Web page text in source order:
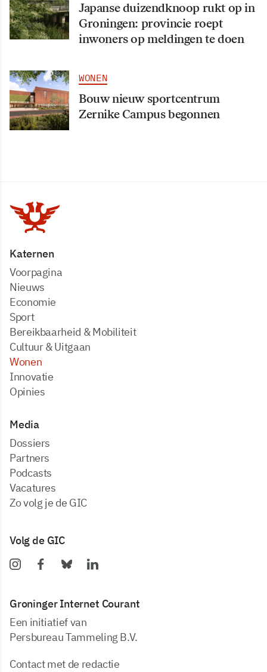
Japanse duizendknoop rukt op in
Groningen: provincie roept
inwoners op meldingen te doen
WONEN
Bouw nieuw sportcentrum
Zernike Campus begonnen
Katernen
Voorpagina
Nieuws
Economie
Sport
Bereikbaarheid & Mobiliteit
Cultuur & Uitgaan
Wonen
Innovatie
Opinies
Media
dossiers
partners
podcasts
vacatures
zo volg je de GIC
Volg de GIC
Groninger Internet Courant
Een initiatief van
Persbureau Tammeling B.V.
Contact met de redactie